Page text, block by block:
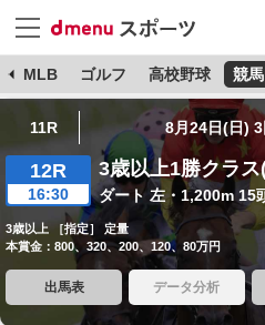
MLB ゴルフ 高校野球 競馬
11R 8月24日(日)
12R
16:30
3歳以上1勝クラ
ダート 左・1,200m 15
3歳以上 ［指定］ 定量
本賞金：800、320、200、120、80万円
出馬表 データ分析